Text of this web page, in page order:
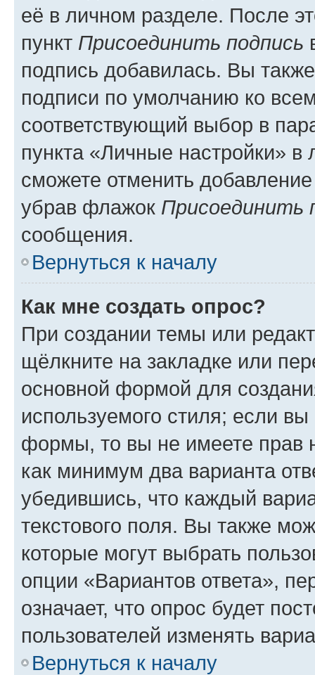
её в личном разделе. После
пункт Присоединить подпись
подпись добавилась. Вы
подписи по умолчанию ко
соответствующий выбор в
пункта «Личные настройки»
сможете отменить
убрав флажок Присоединить
сообщения.
Вернуться к началу
Как мне создать опрос?
При создании темы или
щёлкните на закладке или
основной формой для
используемого стиля; если
формы, то вы не имеете прав
как минимум два варианта
убедившись, что каждый
текстового поля. Вы также
которые могут выбрать
опции «Вариантов ответа»,
означает, что опрос будет
пользователей изменять
Вернуться к началу